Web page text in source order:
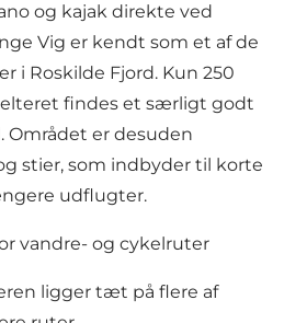
og kajak direkte ved
Vig er kendt som et af de
i Roskilde Fjord. Kun 250
findes et særligt godt
Området er desuden
stier, som indbyder til korte
udflugter.
vandre- og cykelruter
ligger tæt på flere af